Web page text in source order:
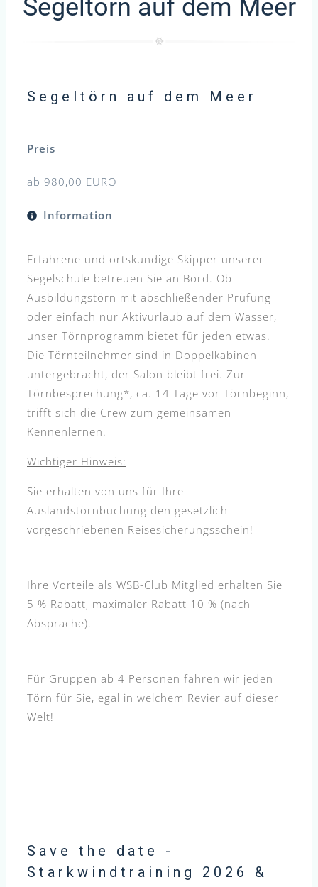
Segeltörn auf dem Meer
Segeltörn auf dem Meer
Preis
ab 980,00 EURO
Information
Erfahrene und ortskundige Skipper unserer
Segelschule betreuen Sie an Bord. Ob
Ausbildungstörn mit abschließender Prüfung
oder einfach nur Aktivurlaub auf dem Wasser,
unser Törnprogramm bietet für jeden etwas.
Die Törnteilnehmer sind in Doppelkabinen
untergebracht, der Salon bleibt frei. Zur
Törnbesprechung*, ca. 14 Tage vor Törnbeginn,
trifft sich die Crew zum gemeinsamen
Kennenlernen.
Wichtiger Hinweis:
Sie erhalten von uns für Ihre
Auslandstörnbuchung den gesetzlich
vorgeschriebenen Reisesicherungsschein!
Ihre Vorteile als WSB-Club Mitglied erhalten Sie
5 % Rabatt, maximaler Rabatt 10 % (nach
Absprache).
Für Gruppen ab 4 Personen fahren wir jeden
Törn für Sie, egal in welchem Revier auf dieser
Welt!
Save the date -
Starkwindtraining 2026 &